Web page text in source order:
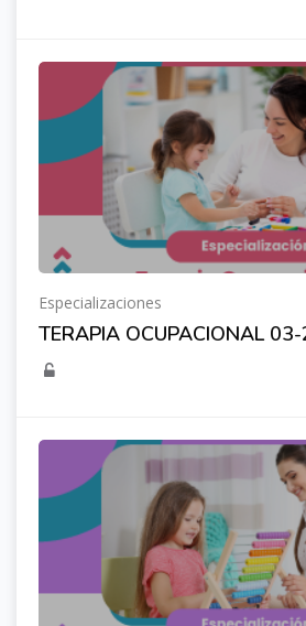
Especializaciones
TERAPIA OCUPACIONAL